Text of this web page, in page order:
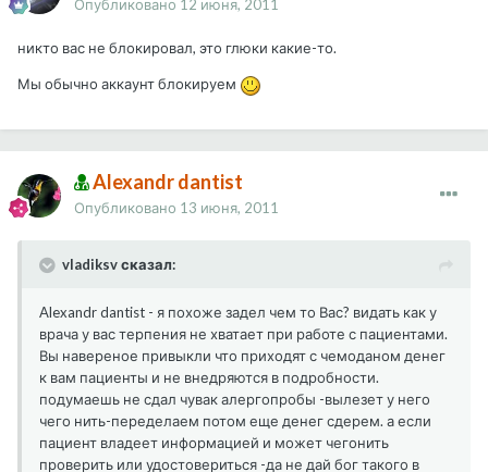
Опубликовано 12 июня, 2011
никто вас не блокировал, это глюки какие-то.
Мы обычно аккаунт блокируем
Alexandr dantist
Опубликовано 13 июня, 2011
vladiksv сказал:
Alexandr dantist - я похоже задел чем то Вас? видать как у
врача у вас терпения не хватает при работе с пациентами.
Вы навереное привыкли что приходят с чемоданом денег
к вам пациенты и не внедряются в подробности.
подумаешь не сдал чувак алергопробы -вылезет у него
чего нить-переделаем потом еще денег сдерем. а если
пациент владеет информацией и может чегонить
проверить или удостовериться -да не дай бог такого в